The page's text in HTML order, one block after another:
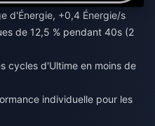
d'Énergie, +0,4 Énergie/s
de 12,5 % pendant 40s (2
cycles d'Ultime en moins de
individuelle pour les